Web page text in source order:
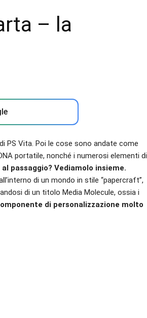
– la
PS Vita. Poi le cose sono andate come
portatile, nonché i numerosi elementi di
passaggio? Vediamolo insieme.
di un mondo in stile “papercraft”,
di un titolo Media Molecule, ossia i
di personalizzazione molto